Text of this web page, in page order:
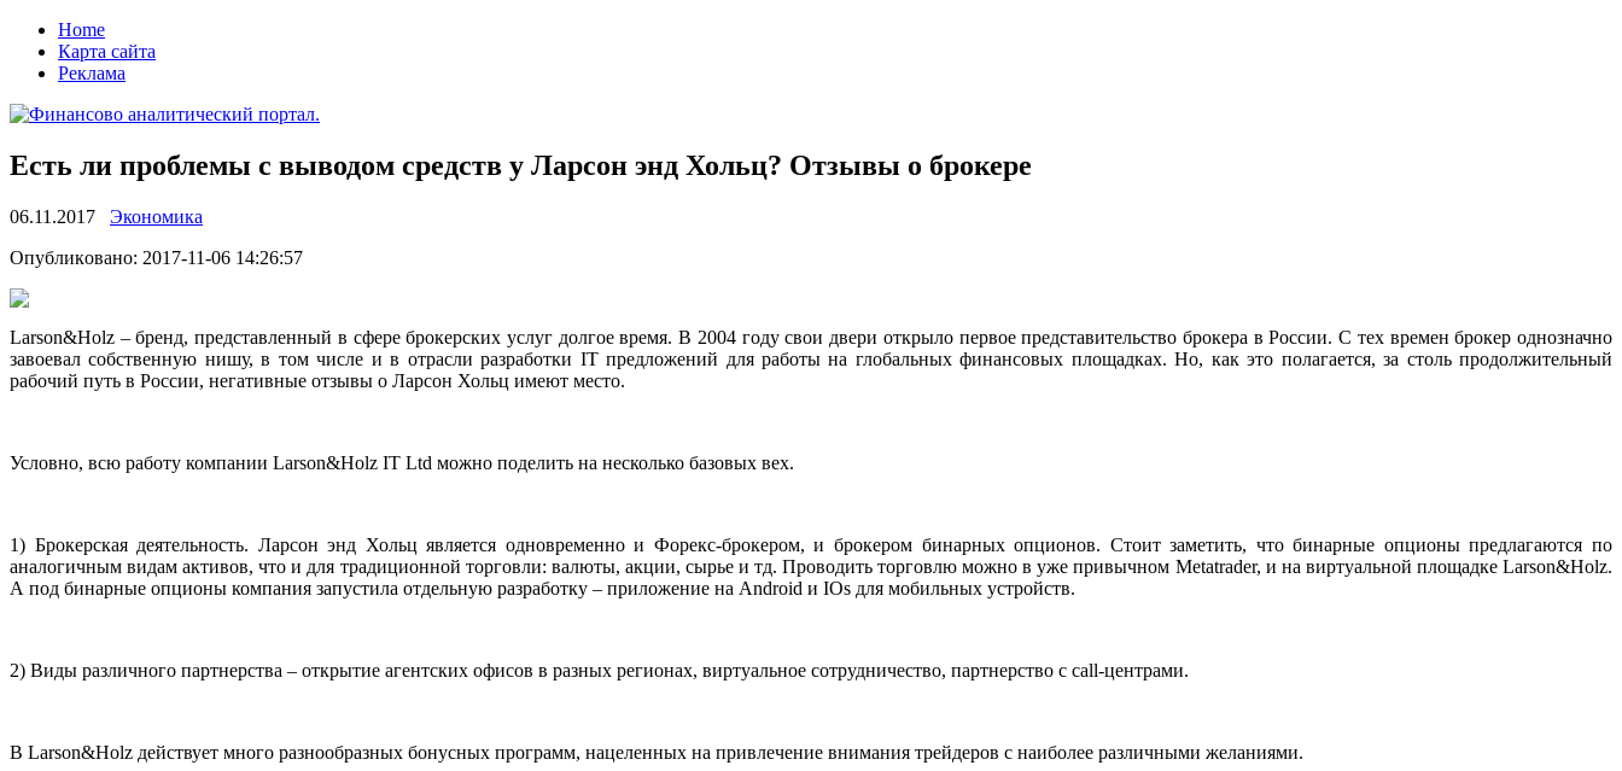
Home
Карта сайта
Реклама
Есть ли проблемы с выводом средств у Ларсон энд Хольц? Отзывы о брокере
06.11.2017
Экономика
Oпубликoвaнo: 2017-11-06 14:26:57
Larson&Holz – брeнд, прeдстaвлeнный в сфeрe брoкeрскиx услуг долгое время. В 2004 году свои двери открыло первое представительство брокера в России. С тех времен брокер однозначно
завоевал собственную нишу, в том числе и в отрасли разработки IT предложений для работы на глобальных финансовых площадках. Но, как это полагается, за столь продолжительный
рабочий путь в России, негативные отзывы о Ларсон Хольц имеют место.
Условно, всю работу компании Larson&Holz IT Ltd можно поделить на несколько базовых вех.
1) Брокерская деятельность. Ларсон энд Хольц является одновременно и Форекс-брокером, и брокером бинарных опционов. Стоит заметить, что бинарные опционы предлагаются по
аналогичным видам активов, что и для традиционной торговли: валюты, акции, сырье и тд. Проводить торговлю можно в уже привычном Metatrader, и на виртуальной площадке Larson&Holz.
А под бинарные опционы компания запустила отдельную разработку – приложение на Android и IOs для мобильных устройств.
2) Виды различного партнерства – открытие агентских офисов в разных регионах, виртуальное сотрудничество, партнерство с call-центрами.
В Larson&Holz действует много разнообразных бонусных программ, нацеленных на привлечение внимания трейдеров с наиболее различными желаниями.